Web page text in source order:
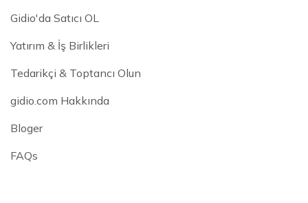
Gidio'da Satıcı OL
Yatırım & İş Birlikleri
Tedarikçi & Toptancı Olun
gidio.com Hakkında
Bloger
FAQs